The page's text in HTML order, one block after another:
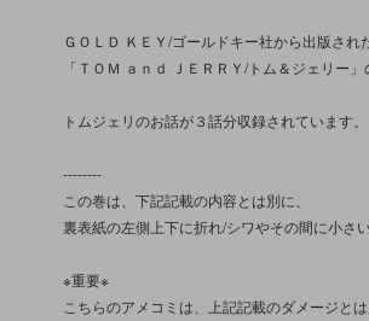
ＧＯＬＤ ＫＥＹ/ゴールドキー社から出版された
「ＴＯＭ ａｎｄ ＪＥＲＲＹ/トム＆ジェリー」
トムジェリのお話が３話分収録されています。
--------
この巻は、下記記載の内容とは別に、
裏表紙の左側上下に折れ/シワやその間に小さ
※重要※
こちらのアメコミは、上記記載のダメージと